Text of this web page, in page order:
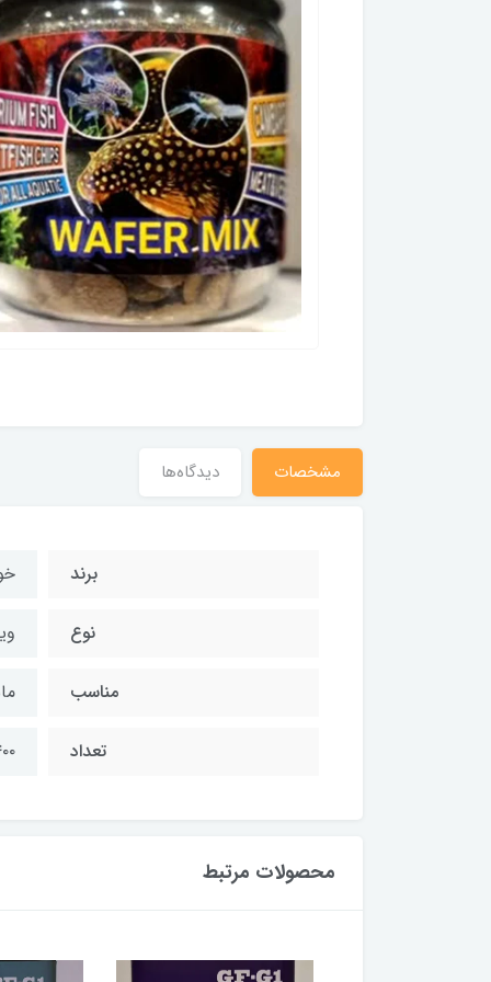
مشخصات دیدگاه‌ها
برند
نوع
مناسب
تعداد ۴۰۰ و
محصولات مرتبط